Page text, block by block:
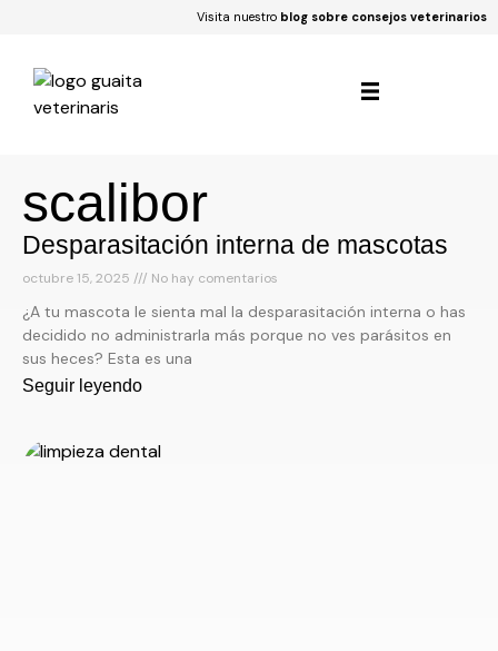
Visita nuestro blog sobre consejos veterinarios
scalibor
Desparasitación interna de mascotas
octubre 15, 2025 No hay comentarios
¿A tu mascota le sienta mal la desparasitación interna o has
decidido no administrarla más porque no ves parásitos en
sus heces? Esta es una
Seguir leyendo